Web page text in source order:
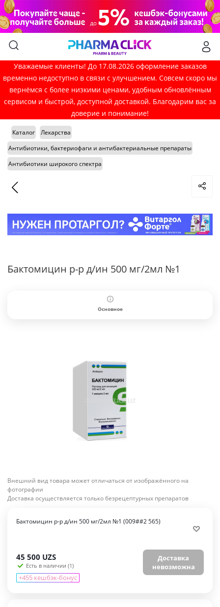
Уважаемые клиенты! До 17.08.2026 оформление заказов
временно недоступно в связи с улучшением. Совсем скоро мы
вернёмся с более низкими ценами, удобным обновлённым
сервисом и быстрой, доступной доставкой. Благодарим вас за
доверие и понимание!
Каталог
Лекарства
Антибиотики, бактериофаги и антибактериальные препараты
Антибиотики широкого спектра
Бактомицин р-р д/ин 500 мг/2мл №1
Основное
Внешний вид товара может отличаться от изображённого на
фотографии
Доставка осуществляется только безрецептурных препаратов
Бактомицин р-р д/ин 500 мг/2мл №1 (009##2 565)
45 500 UZS
Есть в наличии (1)
+455 кешбэк-бонус
Доставка
невозможна